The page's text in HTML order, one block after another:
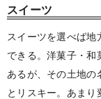
スイーツ
スイーツを選べば
できる。洋菓子・和
あるが、その土地の
とリスキー。あまり